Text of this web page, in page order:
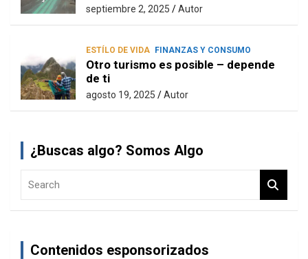
septiembre 2, 2025 Autor
ESTÍLO DE VIDA FINANZAS Y CONSUMO
Otro turismo es posible – depende
de ti
agosto 19, 2025 Autor
¿Buscas algo? Somos Algo
Contenidos esponsorizados